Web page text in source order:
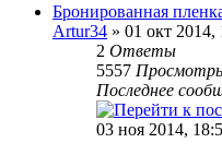
Бронированная
Artur34 » 01 окт 2014,
2 Ответы
5557
Последнее
03 ноя 2014,